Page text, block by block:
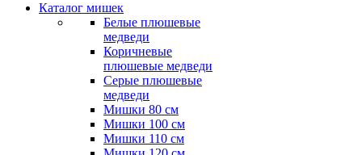
Каталог мишек
Белые плюшевые
медведи
Коричневые
плюшевые медведи
Серые плюшевые
медведи
Мишки 80 см
Мишки 100 см
Мишки 110 см